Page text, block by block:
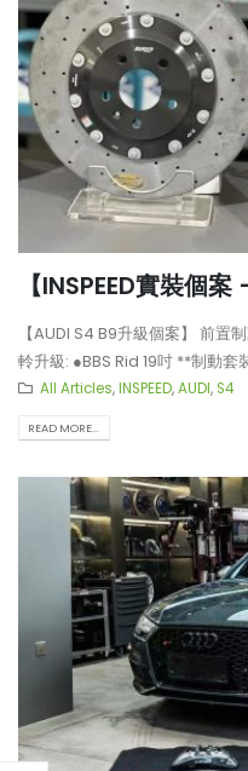
【INSPEED實裝個
【AUDI S4 B9升級個案】 前置
軨升級: ●BBS Rid 19吋 **制動套
All Articles,INSPEED,AUDI, S4
READ MORE...